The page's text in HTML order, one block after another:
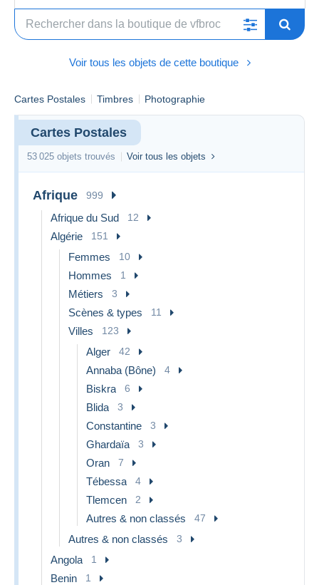
V&F Broc.
Voir tous les objets de cette boutique
Cartes Postales Timbres Photographie
Cartes Postales
53 025 objets trouvés Voir tous les objets
Afrique 999
Afrique du Sud 12
Algérie 151
Femmes 10
Hommes 1
Métiers 3
Scènes & types 11
Villes 123
Alger 42
Annaba (Bône) 4
Biskra 6
Blida 3
Constantine 3
Ghardaïa 3
Oran 7
Tébessa 4
Tlemcen 2
Autres & non classés 47
Autres & non classés 3
Angola 1
Benin 1